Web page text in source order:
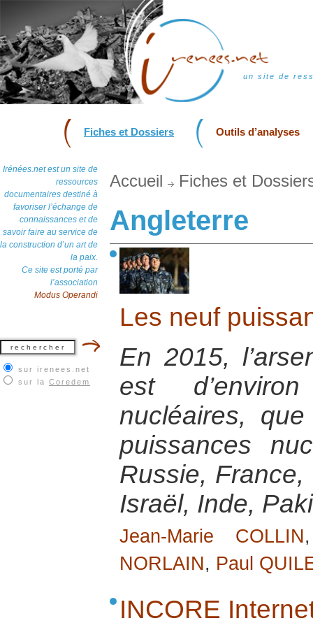
un site de
Fiches et Dossiers Outils d’analyses
Irénées.net est un site de
ressources
documentaires destiné à
favoriser l’échange de
connaissances et de
savoir faire au service de
la construction d’un art de
la paix.
Ce site est porté par
l’association
Modus Operandi
sur irenees.net
sur la Coredem
Accueil Fiches et
Angleterre
Les neuf
En 2015,
est
nucléaires,
puissances
Russie,
Israël, Inde,
Jean-Marie COLLIN
NORLAIN, Paul
INCORE